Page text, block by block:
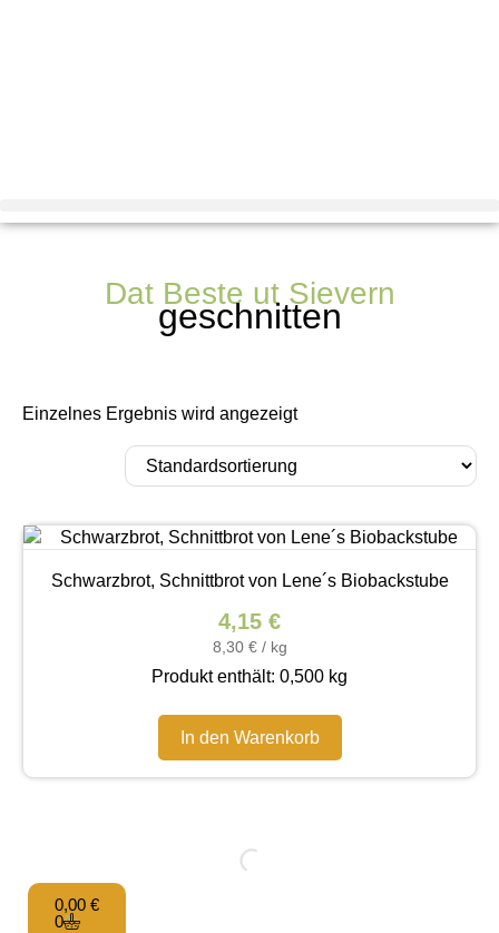
Dat Beste ut Sievern
geschnitten
Einzelnes Ergebnis wird angezeigt
Schwarzbrot, Schnittbrot von Lene´s Biobackstube
4,15 €
8,30 €/ kg
Produkt enthält: 0,500 kg
In den Warenkorb
0,00 €
0